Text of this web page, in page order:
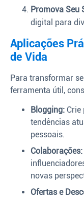
Promova Seu
digital para
Aplicações
de Vida
Para transformar
ferramenta útil,
Blogging: Crie
tendências
pessoais.
Colaborações:
novas
Ofertas e